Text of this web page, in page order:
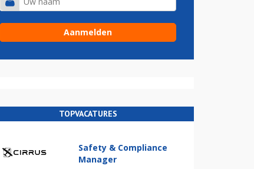
TOPVACATURES
Safety & Compliance
Manager